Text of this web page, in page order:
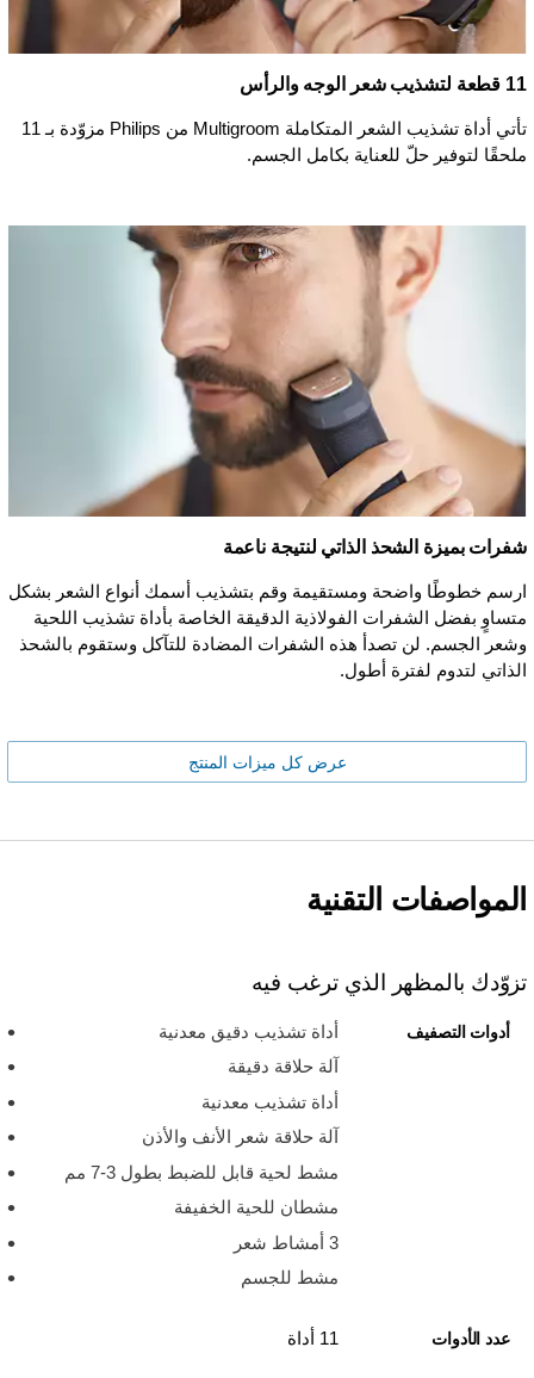
11 قطعة لتشذيب شعر الوجه والرأس
تأتي أداة تشذيب الشعر المتكاملة Multigroom من Philips مزوّدة بـ 11
ملحقًا لتوفير حلّ للعناية بكامل الجسم.
شفرات بميزة الشحذ الذاتي لنتيجة ناعمة
ارسم خطوطًا واضحة ومستقيمة وقم بتشذيب أسمك أنواع الشعر بشكل
متساوٍ بفضل الشفرات الفولاذية الدقيقة الخاصة بأداة تشذيب اللحية
وشعر الجسم. لن تصدأ هذه الشفرات المضادة للتآكل وستقوم بالشحذ
الذاتي لتدوم لفترة أطول.
عرض كل ميزات المنتج
المواصفات التقنية
تزوّدك بالمظهر الذي ترغب فيه
أدوات التصفيف
أداة تشذيب دقيق معدنية
آلة حلاقة دقيقة
أداة تشذيب معدنية
آلة حلاقة شعر الأنف والأذن
مشط لحية قابل للضبط بطول 3-7 مم
مشطان للحية الخفيفة
3 أمشاط شعر
مشط للجسم
عدد الأدوات 11 أداة